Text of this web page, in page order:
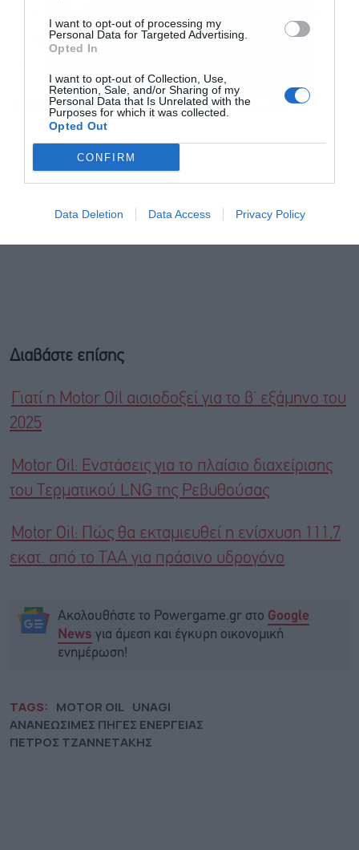
I want to opt-out of processing my
Personal Data for Targeted Advertising.
Opted In
I want to opt-out of Collection, Use,
Retention, Sale, and/or Sharing of my
Personal Data that Is Unrelated with the
Purposes for which it was collected.
Opted Out
CONFIRM
Data Deletion Data Access Privacy Policy
ισοτιμίας, με Motor Oil και ΓΕΚ ΤΕΡΝΑ να
Διαβάστε περισσότερα στοenergygame.gr
Διαβάστε επίσης
Γιατί η Motor Oil αισιοδοξεί για το β’ εξάμηνο του
2025
Motor Oil: Ενστάσεις για το πλαίσιο διαχείρισης
του Τερματικού LNG της Ρεβυθούσας
Motor Oil: Πώς θα εκταμιευθεί η ενίσχυση 111,7
εκατ. από το ΤΑΑ για πράσινο υδρογόνο
Ακολουθήστε το Powergame.gr στο Google
News για άμεση και έγκυρη οικονομική
ενημέρωση!
TAGS: MOTOR OIL UNAGI
ΑΝΑΝΕΩΣΙΜΕΣ ΠΗΓΕΣ ΕΝΕΡΓΕΙΑΣ
ΠΕΤΡΟΣ ΤΖΑΝΝΕΤΑΚΗΣ